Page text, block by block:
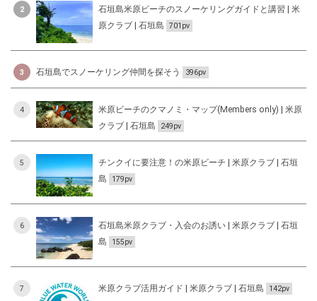
2
石垣島米原ビーチのスノーケリングガイドと講習 | 米
原クラブ | 石垣島
701pv
3 石垣島でスノーケリング仲間を探そう 396pv
4
米原ビーチのクマノミ・マップ(Members only) | 米原
クラブ | 石垣島
249pv
5
チンクイに要注意！の米原ビーチ | 米原クラブ | 石垣
島
179pv
6
石垣島米原クラブ・入会のお誘い | 米原クラブ | 石垣
島
155pv
7 米原クラブ活用ガイド | 米原クラブ | 石垣島 142pv